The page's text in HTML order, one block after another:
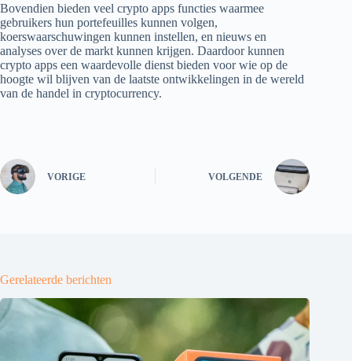
Bovendien bieden veel crypto apps functies waarmee
gebruikers hun portefeuilles kunnen volgen,
koerswaarschuwingen kunnen instellen, en nieuws en
analyses over de markt kunnen krijgen. Daardoor kunnen
crypto apps een waardevolle dienst bieden voor wie op de
hoogte wil blijven van de laatste ontwikkelingen in de wereld
van de handel in cryptocurrency.
VORIGE VOLGENDE
Gerelateerde berichten